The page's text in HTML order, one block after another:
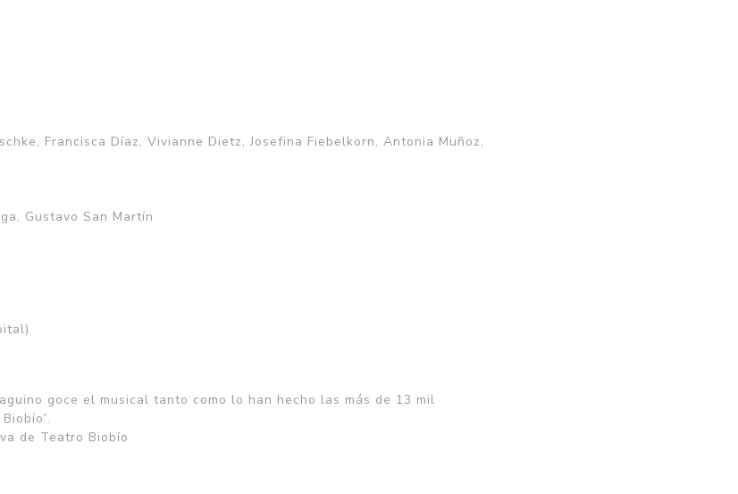
Francisca Díaz, Vivianne Dietz, Josefina Fiebelkorn, Antonia Muñoz,
Gustavo San Martín
goce el musical tanto como lo han hecho las más de 13 mil
de Teatro Biobío